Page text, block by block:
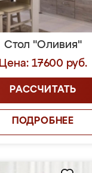
Стол "Оливия"
Цена: 17600 руб.
РАССЧИТАТЬ
ПОДРОБНЕЕ